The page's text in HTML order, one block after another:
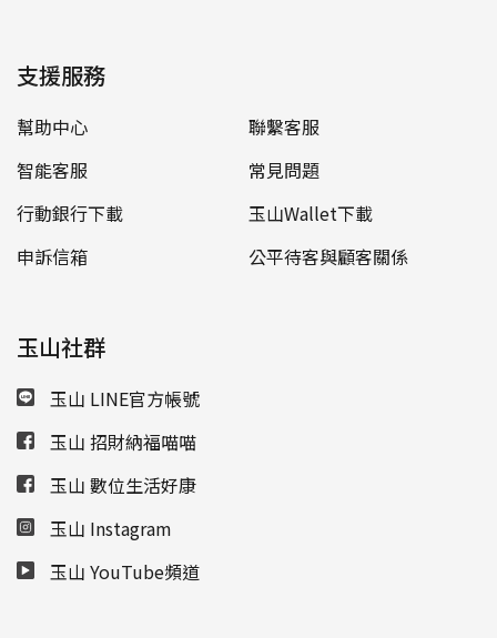
支援服務
幫助中心
聯繫客服
智能客服
常見問題
行動銀行下載
玉山Wallet下載
申訴信箱
公平待客與顧客關係
玉山社群
玉山 LINE官方帳號
玉山 招財納福喵喵
玉山 數位生活好康
玉山 Instagram
玉山 YouTube頻道